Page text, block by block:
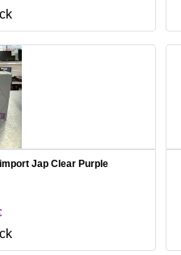
Jap Clear Purple